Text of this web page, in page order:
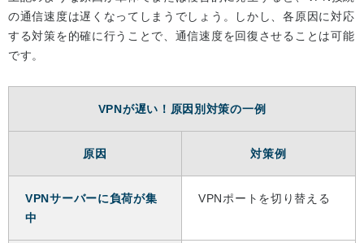
の通信速度は遅くなってしまうでしょう。しかし、各原因に対応
する対策を的確に行うことで、通信速度を回復させることは可能
です。
VPNが遅い！原因別対策の一例
原因 対策例
VPNサーバーに負荷が集
中
VPNポートを切り替える